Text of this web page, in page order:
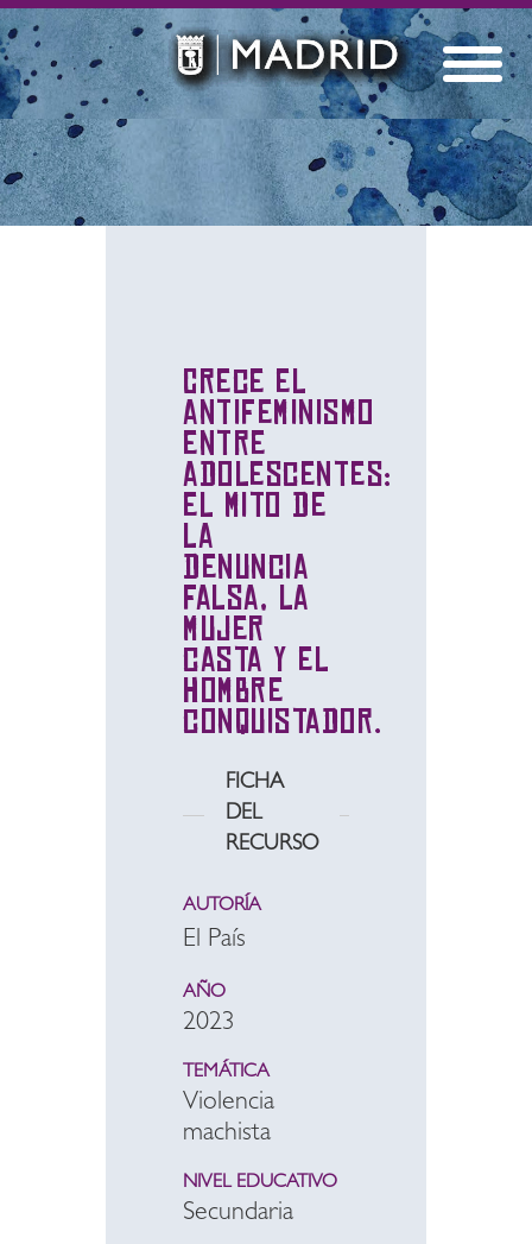
Crece el
antifeminismo
entre
adolescentes:
el mito de
la
denuncia
falsa, la
mujer
casta y el
hombre
conquistador.
FICHA
DEL
RECURSO
AUTORÍA
El País
AÑO
2023
TEMÁTICA
Violencia
machista
NIVEL EDUCATIVO
Secundaria